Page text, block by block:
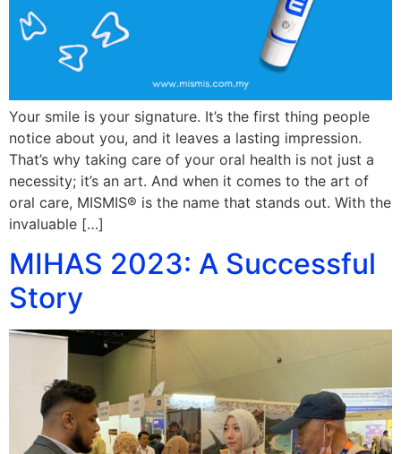
Your smile is your signature. It’s the first thing people
notice about you, and it leaves a lasting impression.
That’s why taking care of your oral health is not just a
necessity; it’s an art. And when it comes to the art of
oral care, MISMIS® is the name that stands out. With the
invaluable […]
MIHAS 2023: A Successful
Story